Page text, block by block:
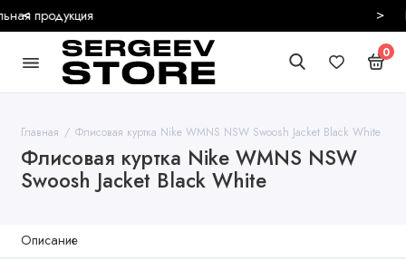
< >
0
Главная Флисовая куртка Nike WMNS NSW Swoosh Jacket Black White
Флисовая куртка Nike WMNS NSW
Swoosh Jacket Black White
Описание